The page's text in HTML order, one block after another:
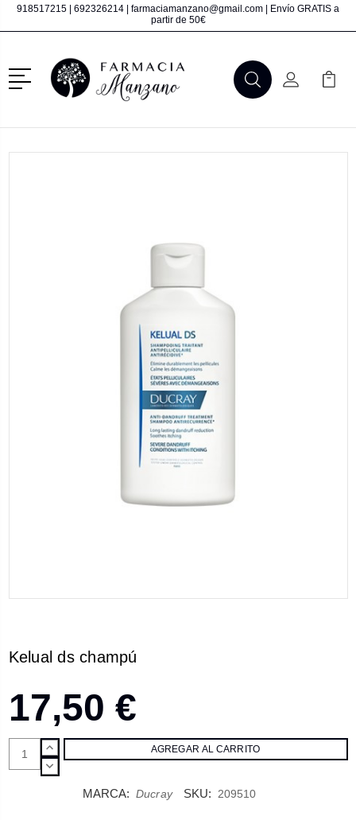
918517215 692326214 farmaciamanzano@gmail.com | Envío GRATIS a
partir de 50€
Menú
BuscarMi Cuenta
Mi
Kelual ds champú
17,50 €
AUMENTAR
CANTIDAD:
DISMINUIR
MARCA: Ducray SKU: 209510